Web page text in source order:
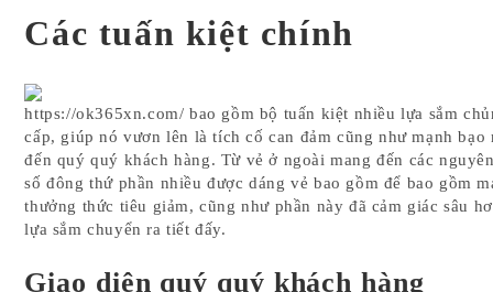
Các tuấn kiệt chính
https://ok365xn.com/ bao gồm bộ tuấn kiệt nhiều lựa sắm
cấp, giúp nó vươn lên là tích cố can đảm cũng như mạnh bạo
đến quý quý khách hàng. Từ vẻ ở ngoài mang đến các
số đông thứ phần nhiều được dáng vẻ bao gồm để bao gồm
thưởng thức tiêu giảm, cũng như phần này đã cảm giác sâu
lựa sắm chuyển ra tiết đấy.
Giao diện quý quý khách hàng